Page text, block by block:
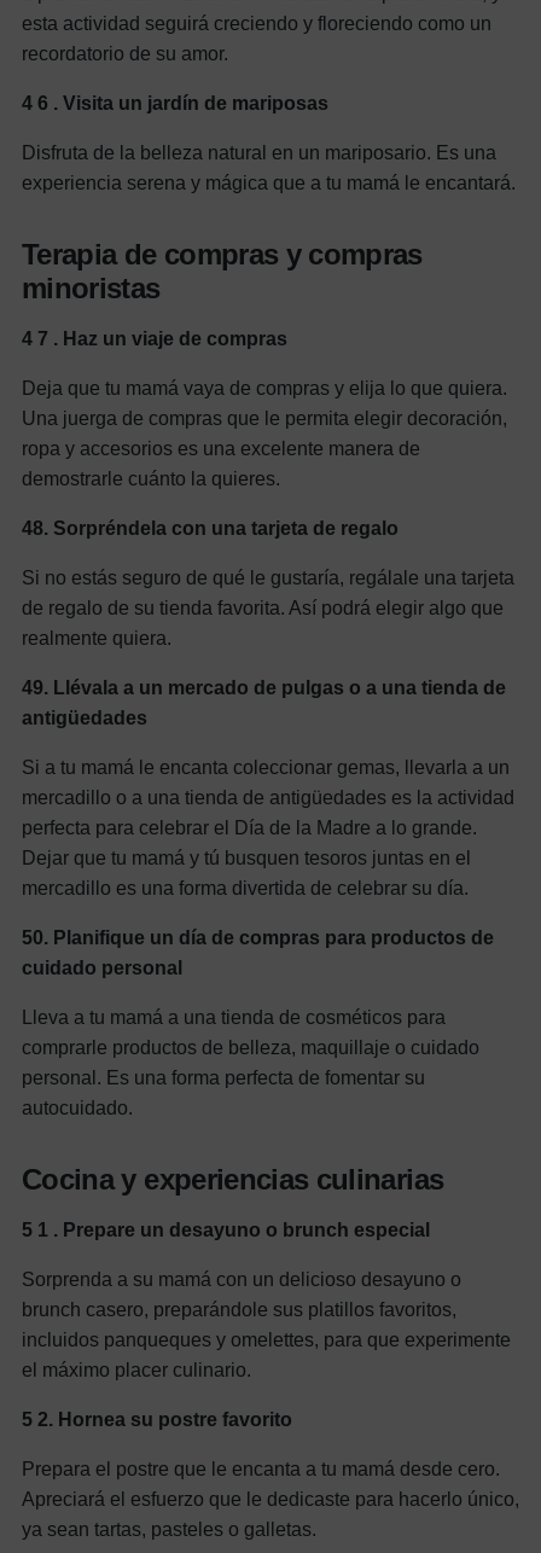
esta actividad seguirá creciendo y floreciendo como un
recordatorio de su amor.
4 6 . Visita un jardín de mariposas
Disfruta de la belleza natural en un mariposario. Es una
experiencia serena y mágica que a tu mamá le encantará.
Terapia de compras y compras
minoristas
4 7 . Haz un viaje de compras
Deja que tu mamá vaya de compras y elija lo que quiera.
Una juerga de compras que le permita elegir decoración,
ropa y accesorios es una excelente manera de
demostrarle cuánto la quieres.
48. Sorpréndela con una tarjeta de regalo
Si no estás seguro de qué le gustaría, regálale una tarjeta
de regalo de su tienda favorita. Así podrá elegir algo que
realmente quiera.
49. Llévala a un mercado de pulgas o a una tienda de
antigüedades
Si a tu mamá le encanta coleccionar gemas, llevarla a un
mercadillo o a una tienda de antigüedades es la actividad
perfecta para celebrar el Día de la Madre a lo grande.
Dejar que tu mamá y tú busquen tesoros juntas en el
mercadillo es una forma divertida de celebrar su día.
50. Planifique un día de compras para productos de
cuidado personal
Lleva a tu mamá a una tienda de cosméticos para
comprarle productos de belleza, maquillaje o cuidado
personal. Es una forma perfecta de fomentar su
autocuidado.
Cocina y experiencias culinarias
5 1 . Prepare un desayuno o brunch especial
Sorprenda a su mamá con un delicioso desayuno o
brunch casero, preparándole sus platillos favoritos,
incluidos panqueques y omelettes, para que experimente
el máximo placer culinario.
5 2. Hornea su postre favorito
Prepara el postre que le encanta a tu mamá desde cero.
Apreciará el esfuerzo que le dedicaste para hacerlo único,
ya sean tartas, pasteles o galletas.